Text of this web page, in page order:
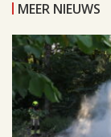
MEER NIEUWS